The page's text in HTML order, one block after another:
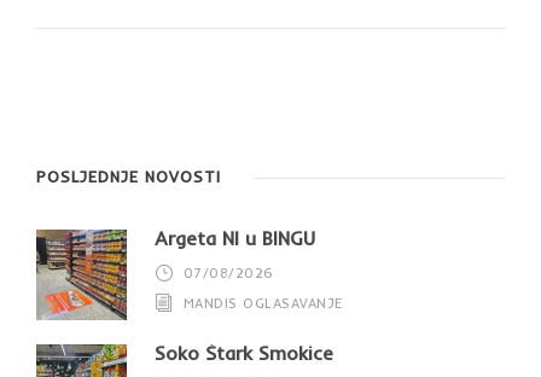
POSLJEDNJE NOVOSTI
Argeta NI u BINGU
07/08/2026
MANDIS OGLASAVANJE
Soko Štark Smokice